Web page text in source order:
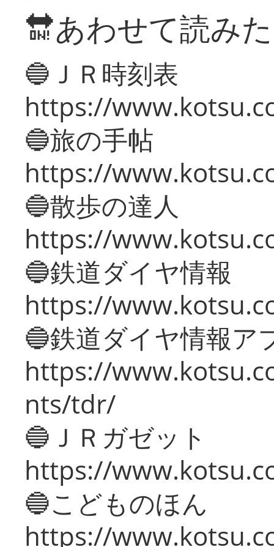
🔛あわせて読み
🔵ＪＲ時刻表
https://
🔵旅の手帖
https://
🔵散歩の達人
https://
🔵鉄道ダイヤ情報
https://
🔵鉄道ダイヤ情報ア
https://
nts/tdr/
🔵ＪＲガゼット
https://
🔵こどものほん
https://